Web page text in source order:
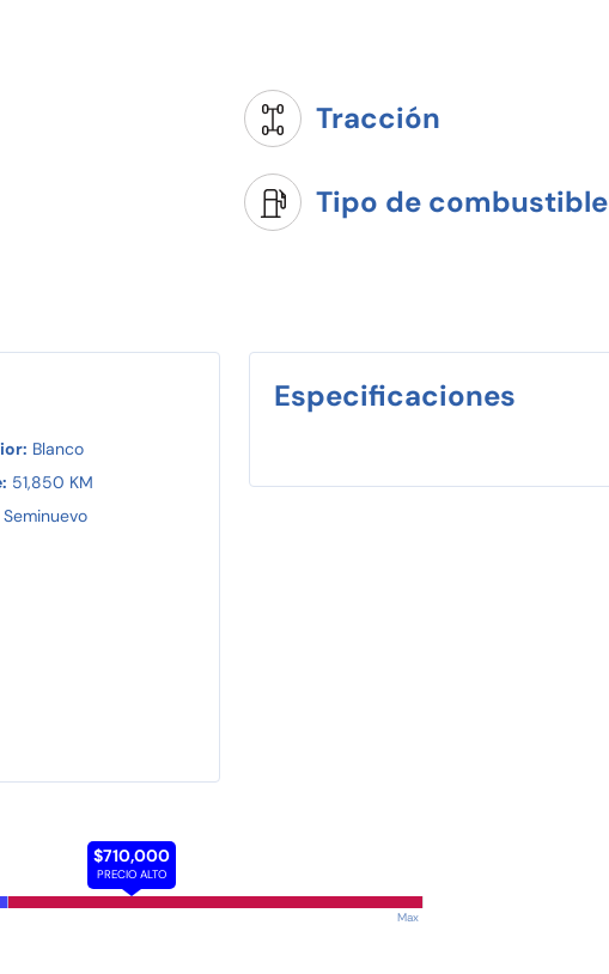
Tracción
Tipo de combustible
Blanco
51,850 KM
Seminuevo
Especificaciones
$710,000
PRECIO ALTO
Max